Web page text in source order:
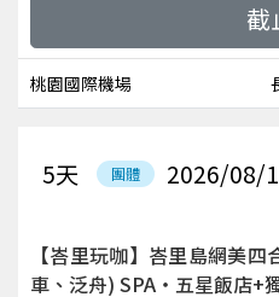
桃園國際機場
截
團體 2026/08/
5天
【峇里玩咖】峇里島網美
車、泛舟) SPA‧五星飯店+